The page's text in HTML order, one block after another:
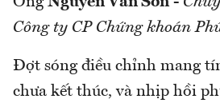
Công ty CP Chứng khoán
Đợt sóng điều chỉnh mang
chưa kết thúc, và nhịp hồi